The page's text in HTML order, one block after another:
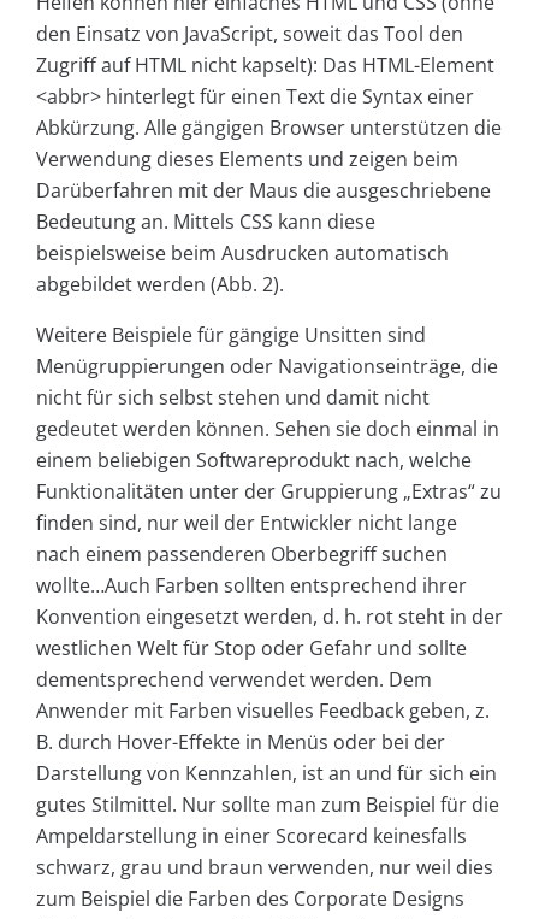
den Einsatz von JavaScript, soweit das Tool den
Zugriff auf HTML nicht kapselt): Das HTML-Element
<abbr> hinterlegt für einen Text die Syntax einer
Abkürzung. Alle gängigen Browser unterstützen die
Verwendung dieses Elements und zeigen beim
Darüberfahren mit der Maus die ausgeschriebene
Bedeutung an. Mittels CSS kann diese
beispielsweise beim Ausdrucken automatisch
abgebildet werden (Abb. 2).
Weitere Beispiele für gängige Unsitten sind
Menügruppierungen oder Navigationseinträge, die
nicht für sich selbst stehen und damit nicht
gedeutet werden können. Sehen sie doch einmal in
einem beliebigen Softwareprodukt nach, welche
Funktionalitäten unter der Gruppierung „Extras“ zu
finden sind, nur weil der Entwickler nicht lange
nach einem passenderen Oberbegriff suchen
wollte…Auch Farben sollten entsprechend ihrer
Konvention eingesetzt werden, d. h. rot steht in der
westlichen Welt für Stop oder Gefahr und sollte
dementsprechend verwendet werden. Dem
Anwender mit Farben visuelles Feedback geben, z.
B. durch Hover-Effekte in Menüs oder bei der
Darstellung von Kennzahlen, ist an und für sich ein
gutes Stilmittel. Nur sollte man zum Beispiel für die
Ampeldarstellung in einer Scorecard keinesfalls
schwarz, grau und braun verwenden, nur weil dies
zum Beispiel die Farben des Corporate Designs